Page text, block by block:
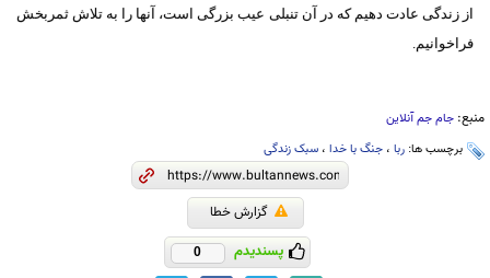
از زندگی عادت دهیم که در آن تنبلی عیب بزرگی است، آنها را به تلاش ثمربخش
فراخوانیم.
منبع: جام جم آنلاین
برچسب ها: ربا ، جنگ با خدا ، سبک زندگی
گزارش خطا
پسندیدم 0